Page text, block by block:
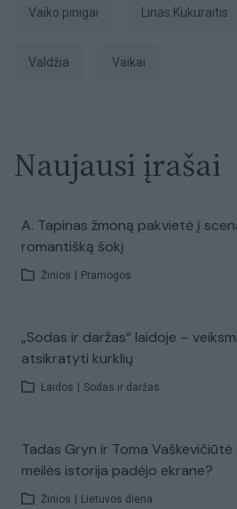
vaiko pinigai Linas Kukuraitis
valdžia Vaikai
Naujausi įrašai
A. Tapinas žmoną pakvietė į
romantišką šokį
Žinios Pramogos
„Sodas ir daržas“ laidoje –
atsikratyti kurklių
Laidos Sodas ir daržas
Tadas Gryn ir Toma
meilės istorija padėjo ekrane?
Žinios Lietuvos diena